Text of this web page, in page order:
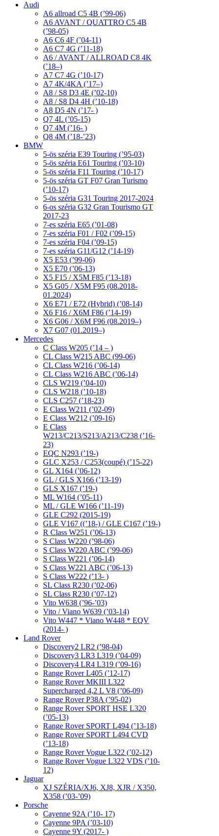
Audi
A6 allroad C5 4B (’99-06)
A6 AVANT / QUATTRO C5 4B
(’98-05)
A6 C6 4F (’04-11)
A6 C7 4G (’11-18)
A6 / AVANT / ALLROAD C8 4K
(’18–)
A7 C7 4G (’10-17)
A7 4K/4KA (’17–)
A8 / S8 D3 4E (’02-10)
A8 / S8 D4 4H (’10-18)
A8 D5 4N (’17- )
Q7 4L (’05-15)
Q7 4M (’16- )
Q8 4M (’18-’23)
BMW
5-ös széria E39 Touring (’95-03)
5-ös széria E61 Touring (’03-10)
5-ös széria F11 Touring (’10-17)
5-ös széria GT F07 Gran Turismo
(’10-17)
5-ös széria G31 Touring 2017-2024
6-os széria G32 Gran Tourismo GT
2017-23
7-es széria E65 (’01-08)
7-es széria F01 / F02 (’09-15)
7-es széria F04 (’09-15)
7-es széria G11/G12 (’14-19)
X5 E53 (’99-06)
X5 E70 (’06-13)
X5 F15 / X5M F85 (’13-18)
X5 G05 / X5M F95 (08.2018-
01.2024)
X6 E71 / E72 (Hybrid) (’08-14)
X6 F16 / X6M F86 (’14-19)
X6 G06 / X6M F96 (08.2019–)
X7 G07 (01.2019–)
Mercedes
C Class W205 (’14 – )
CL Class W215 ABC (99-06)
CL Class W216 (’06-14)
CL Class W216 ABC (’06-14)
CLS W219 (’04-10)
CLS W218 (’10-18)
CLS C257 (’18-23)
E Class W211 (’02-09)
E Class W212 (’09-16)
E Class
W213/C213/S213/A213/C238 (’16-
23)
EQC N293 (’19-)
GLC X253 / C253(coupé) (’15-22)
GL X164 (’06-12)
GL / GLS X166 (’13-19)
GLS X167 (’19-)
ML W164 (’05-11)
ML / GLE W166 (’11-19)
GLE C292 (2015-19)
GLE V167 ((’18-) / GLE C167 (’19-)
R Class W251 (’06-13)
S Class W220 (’98-06)
S Class W220 ABC (’99-06)
S Class W221 (’06-14)
S Class W221 ABC (’06-13)
S Class W222 (’13- )
SL Class R230 (’02-06)
SL Class R230 (’07-12)
Vito W638 (’96-’03)
Vito / Viano W639 (’03-14)
Vito W447 * Viano W448 * EQV
(2014- )
Land Rover
Discovery2 LR2 (’98-04)
Discovery3 LR3 L319 (’04-09)
Discovery4 LR4 L319 (’09-16)
Range Rover L405 (’12-17)
Range Rover MKIII L322
Supercharged 4,2 L V8 (’06-09)
Range Rover P38A (’95-02)
Range Rover SPORT HSE L320
(’05-13)
Range Rover SPORT L494 (’13-18)
Range Rover SPORT L494 CVD
(’13-18)
Range Rover Vogue L322 (’02-12)
Range Rover Vogue L322 VDS (’10-
12)
Jaguar
XJ SZÉRIA/XJ6, XJ8, XJR / X350,
X358 (’03-’09)
Porsche
Cayenne 92A (’10- 17)
Cayenne 9PA (’03-10)
Cayenne 9Y (2017- )